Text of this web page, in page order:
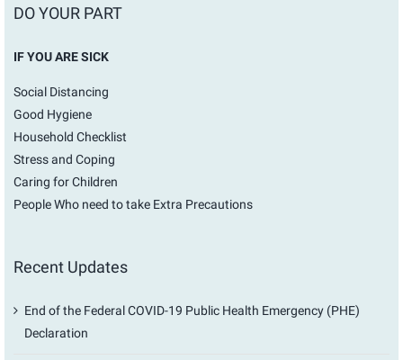
DO YOUR PART
IF YOU ARE SICK
Social Distancing
Good Hygiene
Household Checklist
Stress and Coping
Caring for Children
People Who need to take Extra Precautions
Recent Updates
End of the Federal COVID-19 Public Health Emergency (PHE)
Declaration